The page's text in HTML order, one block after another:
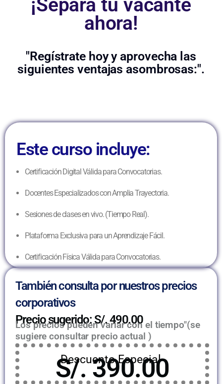
¡Separa tu vacante
ahora!
"Regístrate hoy y aprovecha las
siguientes ventajas asombrosas:".
Este curso incluye:
Certificación Digital Válida para Convocatorias.
Docentes Especializados con Amplia Trayectoria.
Sesiones de clases en vivo. (Tiempo Real).
Plataforma Exclusiva para un Aprendizaje Fácil.
Certificación Física Válida para Convocatorias.
También consulta por nuestros precios
corporativos
Precio sugerido: S/. 490.00
Los precios pueden variar con el tiempo"(se
sugiere consultar precio actual )
Descuento Especial
S/. 390.00